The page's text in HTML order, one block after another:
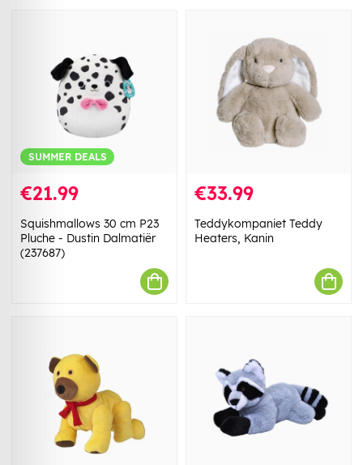
SUMMER DEALS
€21.99
Squishmallows 30 cm P23
Pluche - Dustin Dalmatiër
(237687)
€33.99
Teddykompaniet Teddy
Heaters, Kanin